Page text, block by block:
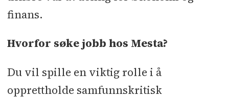
finans.
Hvorfor søke jobb hos Mesta?
Du vil spille en viktig rolle i å
opprettholde samfunnskritisk